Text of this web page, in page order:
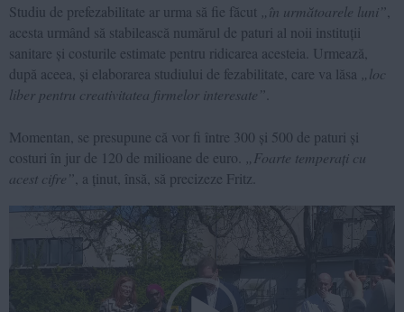
Studiu de prefezabilitate ar urma să fie făcut „în următoarele luni”
acesta urmând să stabilească numărul de paturi al noii instituții
sanitare și costurile estimate pentru ridicarea acesteia. Urmează,
după aceea, și elaborarea studiului de fezabilitate, care va lăsa „loc
liber pentru creativitatea firmelor interesate”
Momentan, se presupune că vor fi între 300 și 500 de paturi și
costuri în jur de 120 de milioane de euro. „Foarte temperați cu
acest cifre” , a ținut, însă, să precizeze Fritz.
Video
Player